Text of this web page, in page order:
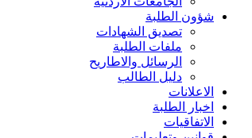
شؤون الطلبة
تصديق الشهادات
ملفات الطلبة
الرسائل والاطاريح
دليل الطالب
الاعلانات
اخبار الطلبة
الاتفاقيات